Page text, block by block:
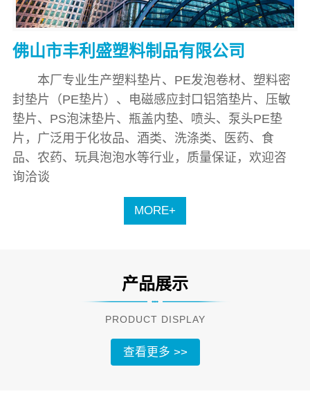
佛山市丰利盛塑料制品有限公司
本厂专业生产塑料垫片、PE发泡卷材、塑料密
封垫片（PE垫片）、电磁感应封口铝箔垫片、压敏
垫片、PS泡沫垫片、瓶盖内垫、喷头、泵头PE垫
片，广泛用于化妆品、酒类、洗涤类、医药、食
品、农药、玩具泡泡水等行业，质量保证，欢迎咨
询洽谈
MORE+
产品展示
PRODUCT DISPLAY
查看更多 >>